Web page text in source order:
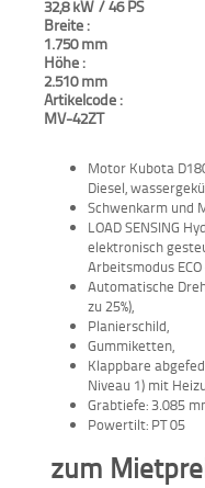
Aktionen
und
Angebote
Anfahrt
32,8 kW / 46 PS
Breite :
1.750 mm
Höhe :
2.510 mm
Artikelcode :
MV-42ZT
Motor Kubota
Diesel,
Schwenkarm und
LOAD SENSING
elektronisch
Arbeitsmodus
Automatische
zu 25%),
Planierschild,
Gummiketten,
Klappbare
Niveau 1) mit
Grabtiefe: 3.085
Powertilt: PT 05
zum